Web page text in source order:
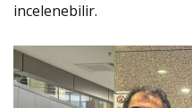
incelenebilir.